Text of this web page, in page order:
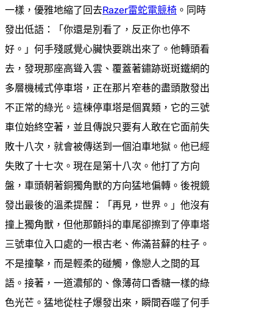
一樣，優雅地縮了回去Razer雷蛇電競椅 。同時
發出低語：「你還是別看了，反正你也停不
好。」何手殘感覺心臟快要跳出來了。他轉頭看
去，發現那座高聳入雲、覆蓋著鏽跡斑斑鐵網的
多層機械式停車塔，正在那片窄巷的盡頭散發出
不正常的綠光。這棟停車塔是個異類，它的三號
車位始終空著，並且傳說只要有人敢在它面前失
敗十八次，就會被傳送到一個泊車地獄。他已經
失敗了十七次。現在是第十八次。他打了方向
盤，車頭朝著銅獨角獸的方向猛地偏轉。後視鏡
發出最後的溫柔提醒：「再見，世界。」他沒有
撞上獨角獸，但他那顫抖的車尾卻擦到了停車塔
三號車位入口處的一根古老、佈滿苔蘚的柱子。
不是撞擊，而是輕柔的碰觸，像戀人之間的耳
語。接著，一道濃郁的、像薄荷口香糖一樣的綠
色光芒。猛地從柱子爆發出來，瞬間吞噬了何手